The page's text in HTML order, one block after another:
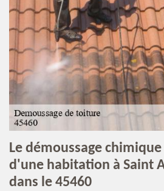
Le démoussage
d'une habitation à Saint
dans le 45460